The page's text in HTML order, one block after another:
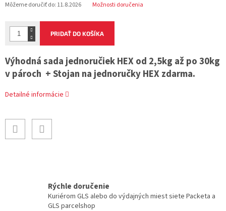
cena:
Môžeme doručiť do: 11.8.2026 Možnosti doručenia
PRIDAŤ DO KOŠÍKA
Výhodná sada jednoručiek HEX od 2,5kg až po 30kg
v pároch + Stojan na jednoručky HEX zdarma.
Detailné informácie
Rýchle doručenie
Kuriérom GLS alebo do výdajných miest siete Packeta a
GLS parcelshop